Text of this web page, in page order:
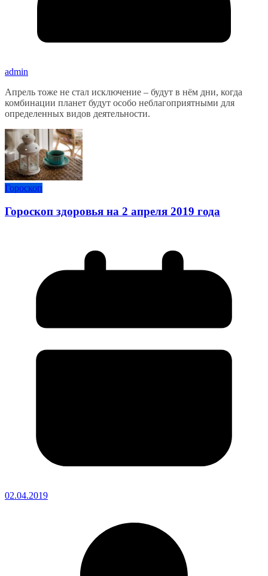
admin
Апрель тоже не стал исключение – будут в нём дни, когда
комбинации планет будут особо неблагоприятными для
определенных видов деятельности.
Гороскоп
Гороскоп здоровья на 2 апреля 2019 года
02.04.2019